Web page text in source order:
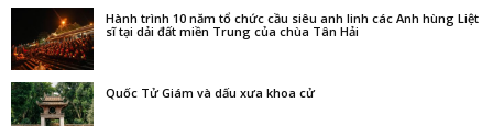
Hành trình 10 năm tổ chức cầu siêu anh linh các Anh hùng Liệt
sĩ tại dải đất miền Trung của chùa Tân Hải
Quốc Tử Giám và dấu xưa khoa cử